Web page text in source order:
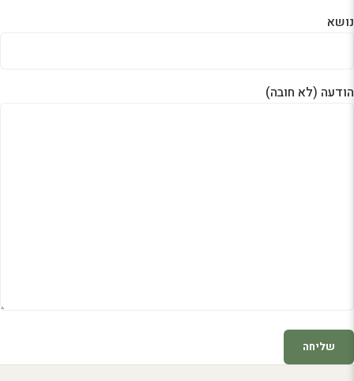
נושא
הודעה (לא חובה)